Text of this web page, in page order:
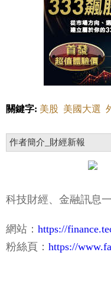
關鍵字: 美股 美國大選
作者簡介_財經新報
科技財經、金融訊息
網站： https://
粉絲頁： https://